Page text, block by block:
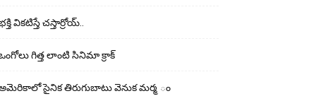
విక‌టిస్తే చ‌స్తార్రోయ్‌..
గిత్త లాంటి సినిమా క్రాక్
సైనిక తిరుగుబాటు వెనుక మర్మ ం